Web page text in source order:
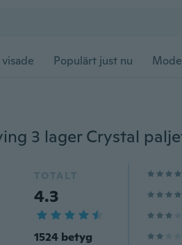
Populärt just nu Mode
TOTALT
4.3
1524 betyg